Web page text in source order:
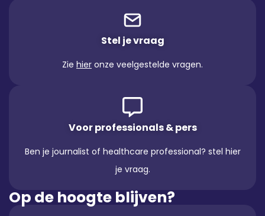
Stel je vraag
Zie hier onze veelgestelde vragen.
Voor professionals & pers
Ben je journalist of healthcare professional? stel hier
je vraag.
Op de hoogte blijven?